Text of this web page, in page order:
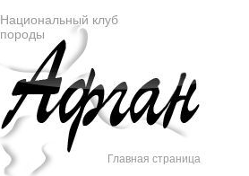
Национальный клуб
породы
Главная страница